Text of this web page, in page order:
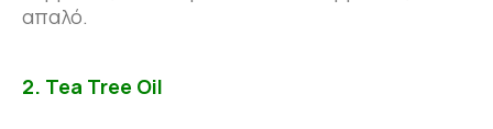
απαλό.
2. Tea Tree Oil